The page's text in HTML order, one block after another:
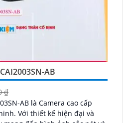
AB
₫
AB là Camera cao cấp
đại và